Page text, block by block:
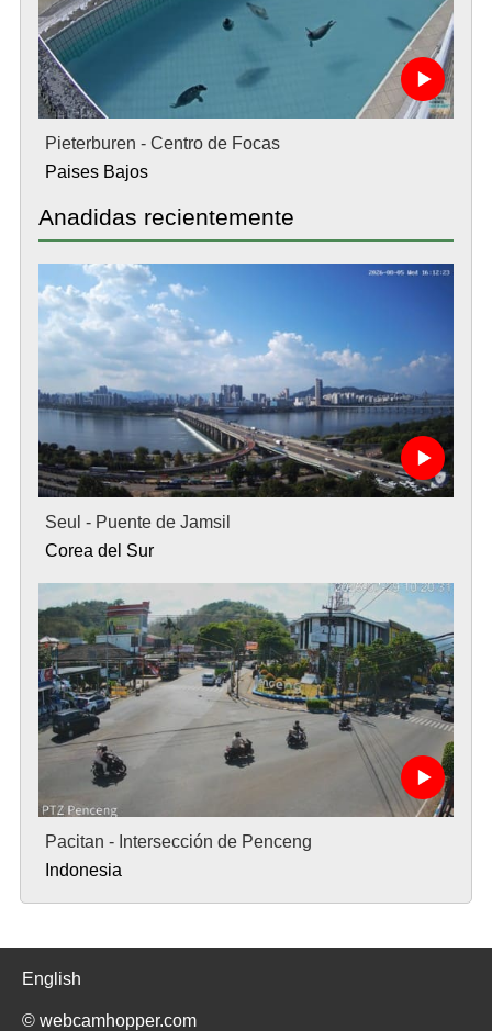
Pieterburen - Centro de Focas
Paises Bajos
Anadidas recientemente
Seul - Puente de Jamsil
Corea del Sur
Pacitan - Intersección de Penceng
Indonesia
English
© webcamhopper.com